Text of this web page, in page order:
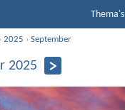
Thema's
›2025 ›September
2025